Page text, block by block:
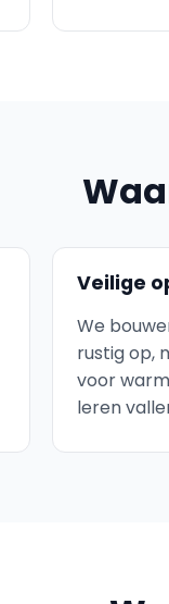
Veilige
We
rustig op,
voor
leren